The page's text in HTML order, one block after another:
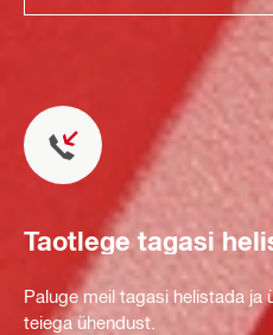
Taotlege tagasi
Paluge meil tagasi helistada
teiega ühendust.